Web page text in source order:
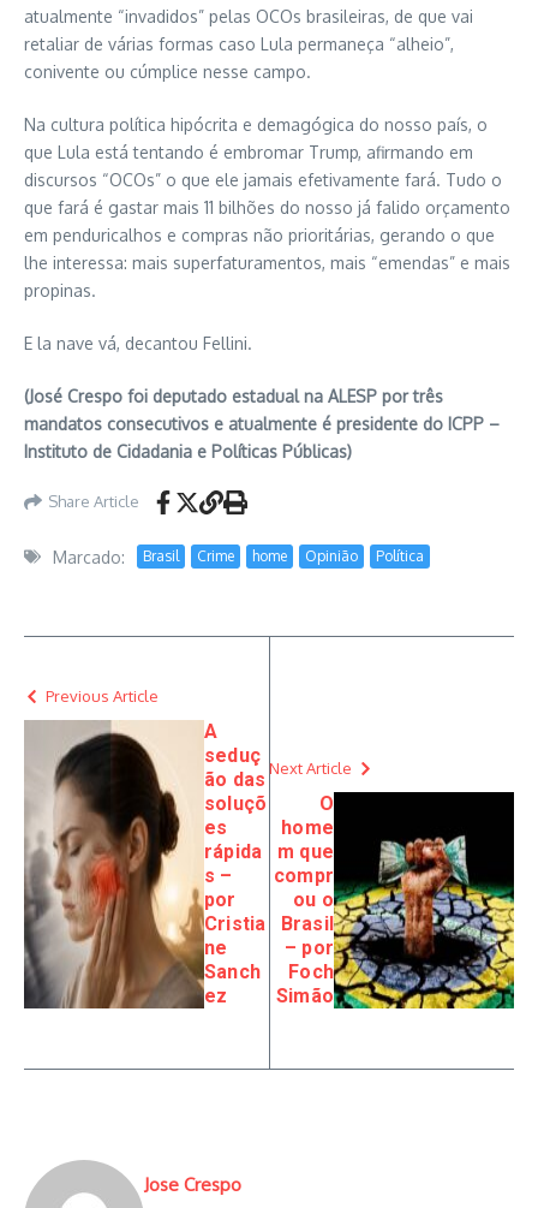
atualmente “invadidos” pelas OCOs brasileiras, de que vai
retaliar de várias formas caso Lula permaneça “alheio”,
conivente ou cúmplice nesse campo.
Na cultura política hipócrita e demagógica do nosso país, o
que Lula está tentando é embromar Trump, afirmando em
discursos “OCOs” o que ele jamais efetivamente fará. Tudo o
que fará é gastar mais 11 bilhões do nosso já falido orçamento
em penduricalhos e compras não prioritárias, gerando o que
lhe interessa: mais superfaturamentos, mais “emendas” e mais
propinas.
E la nave vá, decantou Fellini.
(José Crespo foi deputado estadual na ALESP por três
mandatos consecutivos e atualmente é presidente do ICPP –
Instituto de Cidadania e Políticas Públicas)
Share Article
Marcado: Brasil Crime home Opinião Política
Previous Article
A
seduç
ão das
soluçõ
es
rápida
s –
por
Cristia
ne
Sanch
ez
Next Article
O
home
m que
compr
ou o
Brasil
– por
Foch
Simão
Jose Crespo